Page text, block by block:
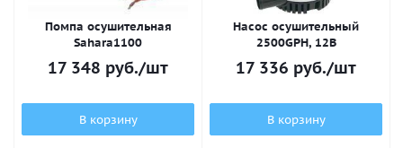
Помпа осушительная
Sahara1100
17 348 руб./шт
В корзину
Насос осушительный
2500GPH, 12В
17 336 руб./шт
В корзину